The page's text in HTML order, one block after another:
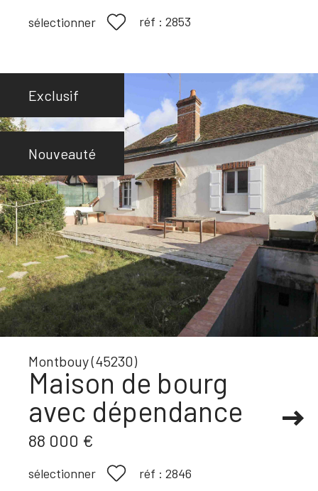
sélectionner réf :2853
Exclusif
Nouveauté
Montbouy (45230)
Maison de bourg
avec dépendance
88 000 €
sélectionner réf :2846